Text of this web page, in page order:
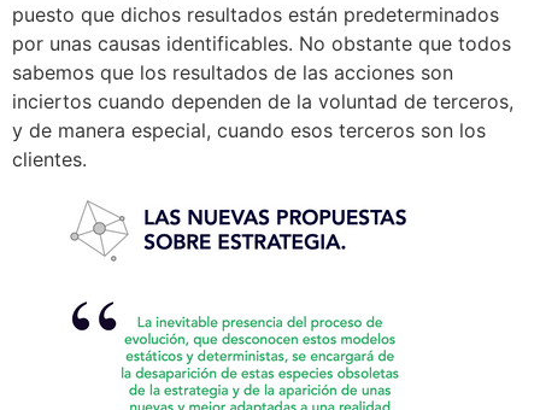
puesto que dichos resultados están predeterminados
por unas causas identificables. No obstante que todos
sabemos que los resultados de las acciones son
inciertos cuando dependen de la voluntad de terceros,
y de manera especial, cuando esos terceros son los
clientes.